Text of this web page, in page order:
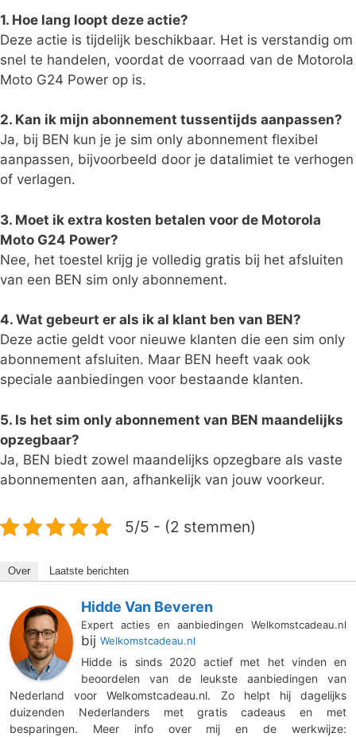
1. Hoe lang loopt deze actie?
Deze actie is tijdelijk beschikbaar. Het is verstandig om
snel te handelen, voordat de voorraad van de Motorola
Moto G24 Power op is.
2. Kan ik mijn abonnement tussentijds aanpassen?
Ja, bij BEN kun je je sim only abonnement flexibel
aanpassen, bijvoorbeeld door je datalimiet te verhogen
of verlagen.
3. Moet ik extra kosten betalen voor de Motorola
Moto G24 Power?
Nee, het toestel krijg je volledig gratis bij het afsluiten
van een BEN sim only abonnement.
4. Wat gebeurt er als ik al klant ben van BEN?
Deze actie geldt voor nieuwe klanten die een sim only
abonnement afsluiten. Maar BEN heeft vaak ook
speciale aanbiedingen voor bestaande klanten.
5. Is het sim only abonnement van BEN maandelijks
opzegbaar?
Ja, BEN biedt zowel maandelijks opzegbare als vaste
abonnementen aan, afhankelijk van jouw voorkeur.
5/5 - (2 stemmen)
Over Laatste berichten
Hidde Van Beveren
Expert acties en aanbiedingen Welkomstcadeau.nl
bij Welkomstcadeau.nl
Hidde is sinds 2020 actief met het vinden en
beoordelen van de leukste aanbiedingen van
Nederland voor Welkomstcadeau.nl. Zo helpt hij dagelijks
duizenden Nederlanders met gratis cadeaus en met
besparingen. Meer info over mij en de werkwijze: